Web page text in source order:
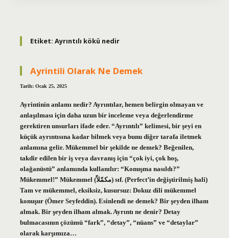
Etiket: Ayrıntılı kökü nedir
Ayrintili Olarak Ne Demek
Tarih: Ocak 25, 2025
Ayrintinin anlamı nedir? Ayrıntılar, hemen belirgin olmayan ve
anlaşılması için daha uzun bir inceleme veya değerlendirme
gerektiren unsurları ifade eder. “Ayrıntılı” kelimesi, bir şeyi en
küçük ayrıntısına kadar bilmek veya bunu diğer tarafa iletmek
anlamına gelir. Mükemmel bir şekilde ne demek? Beğenilen,
takdir edilen bir iş veya davranış için “çok iyi, çok hoş,
olağanüstü” anlamında kullanılır: “Konuşma nasıldı?”
Mükemmel!” Mükemmel (ﻣﻜﻤّﻼً) sıf. (Perfect’in değiştirilmiş hali)
Tam ve mükemmel, eksiksiz, kusursuz: Dokuz dili mükemmel
konuşur (Ömer Seyfeddin). Esinlendi ne demek? Bir şeyden ilham
almak. Bir şeyden ilham almak. Ayrıntı ne denir? Detay
bulmacasının çözümü “fark”, “detay”, “nüans” ve “detaylar”
olarak karşımıza…